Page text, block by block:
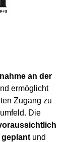
an der
ermöglicht
Zugang zu
Die
geplantund